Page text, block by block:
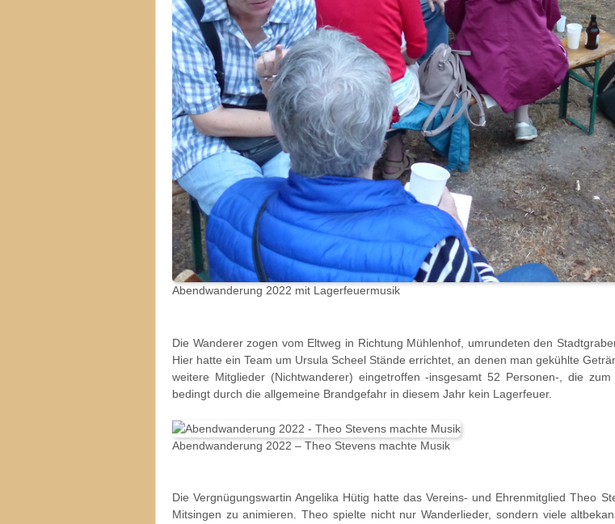
Abendwanderung 2022 mit Lagerfeuermusik
Die Wanderer zogen vom Eltweg in Richtung Mühlenhof, umrundeten den
Hier hatte ein Team um Ursula Scheel Stände errichtet, an denen man gekühlte
weitere Mitglieder (Nichtwanderer) eingetroffen -insgesamt 52 Personen-, die
bedingt durch die allgemeine Brandgefahr in diesem Jahr kein Lagerfeuer.
Abendwanderung 2022 – Theo Stevens machte Musik
Die Vergnügungswartin Angelika Hütig hatte das Vereins- und Ehrenmitglied Theo
Mitsingen zu animieren. Theo spielte nicht nur Wanderlieder, sondern viele